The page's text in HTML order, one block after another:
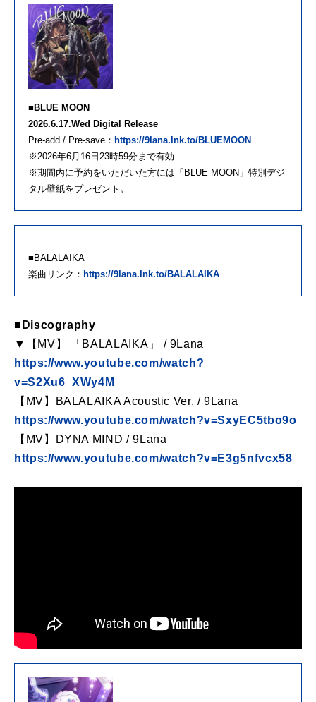
■BLUE MOON
2026.6.17.Wed Digital Release
Pre-add / Pre-save： https://9lana.lnk.to/BLUEMOON
※2026年6月16日23時59分まで有効
※期間内に予約をいただいた方には「BLUE MOON」特別デジ
タル壁紙をプレゼント。
■BALALAIKA
楽曲リンク： https://9lana.lnk.to/BALALAIKA
■Discography
▼【MV】 「BALALAIKA」 / 9Lana
https://www.youtube.com/watch?
v=S2Xu6_XWy4M
【MV】BALALAIKA Acoustic Ver. / 9Lana
https://www.youtube.com/watch?v=SxyEC5tbo9o
【MV】DYNA MIND / 9Lana
https://www.youtube.com/watch?v=E3g5nfvcx58